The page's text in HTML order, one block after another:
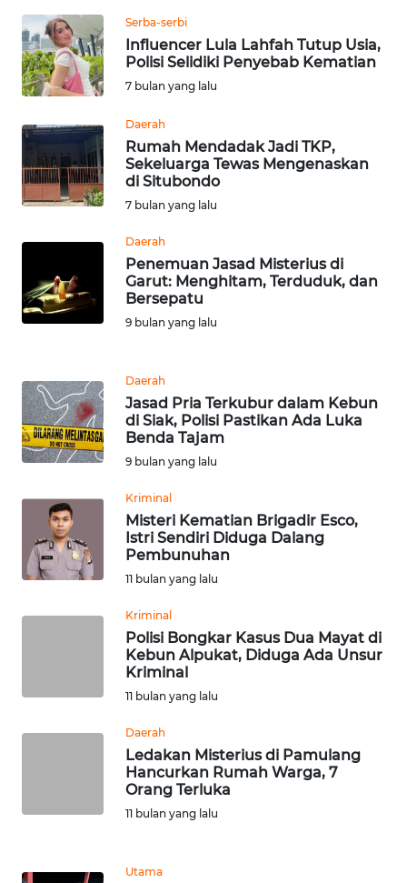
Serba-serbi
Influencer Lula Lahfah Tutup Usia,
Polisi Selidiki Penyebab Kematian
7 bulan yang lalu
Daerah
Rumah Mendadak Jadi TKP,
Sekeluarga Tewas Mengenaskan
di Situbondo
7 bulan yang lalu
Daerah
Penemuan Jasad Misterius di
Garut: Menghitam, Terduduk, dan
Bersepatu
9 bulan yang lalu
Daerah
Jasad Pria Terkubur dalam Kebun
di Siak, Polisi Pastikan Ada Luka
Benda Tajam
9 bulan yang lalu
Kriminal
Misteri Kematian Brigadir Esco,
Istri Sendiri Diduga Dalang
Pembunuhan
11 bulan yang lalu
Kriminal
Polisi Bongkar Kasus Dua Mayat di
Kebun Alpukat, Diduga Ada Unsur
Kriminal
11 bulan yang lalu
Daerah
Ledakan Misterius di Pamulang
Hancurkan Rumah Warga, 7
Orang Terluka
11 bulan yang lalu
Utama
Wahana
News
Regional
SUMUT
WN
JAKARTA
WN
WN
BANTEN
WN
NTT
WN
KEPRI
WN
PAPUA
WN
BARAT
WN
JAMBI